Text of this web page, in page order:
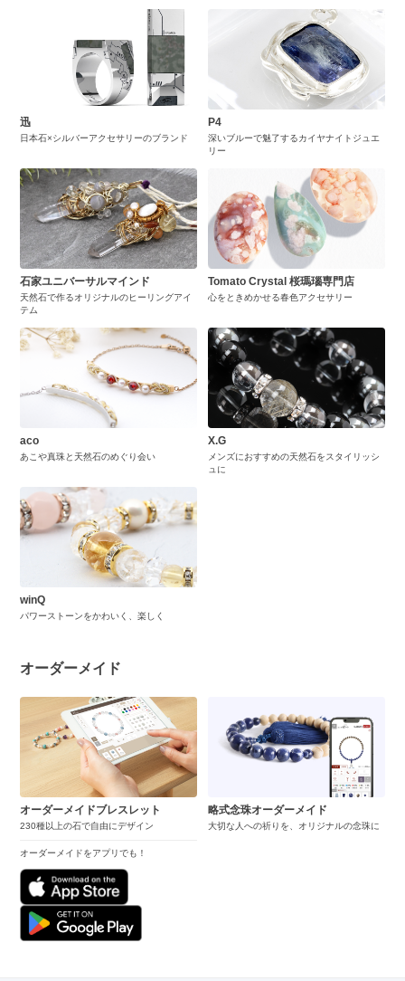
迅
日本石×シルバーアクセサリーのブランド
P4
深いブルーで魅了するカイヤナイトジュエ
リー
石家ユニバーサルマインド
天然石で作るオリジナルのヒーリングアイ
テム
Tomato Crystal 桜瑪瑙専門店
心をときめかせる春色アクセサリー
aco
あこや真珠と天然石のめぐり会い
X.G
メンズにおすすめの天然石をスタイリッシ
ュに
winQ
パワーストーンをかわいく、楽しく
オーダーメイド
オーダーメイドブレスレット
230種以上の石で自由にデザイン
オーダーメイドをアプリでも！
略式念珠オーダーメイド
大切な人への祈りを、オリジナルの念珠に